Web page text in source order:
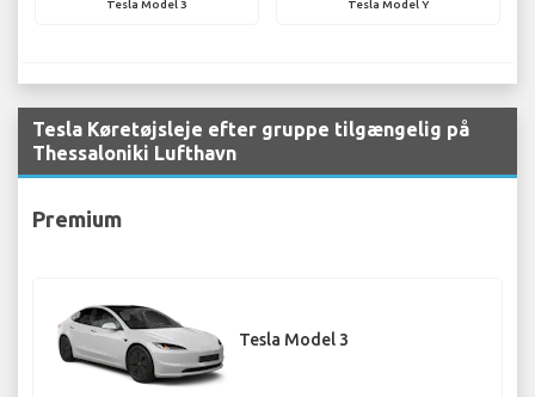
Tesla Model 3 Tesla Model Y
Tesla Køretøjsleje efter gruppe tilgængelig på
Thessaloniki Lufthavn
Premium
Tesla Model 3